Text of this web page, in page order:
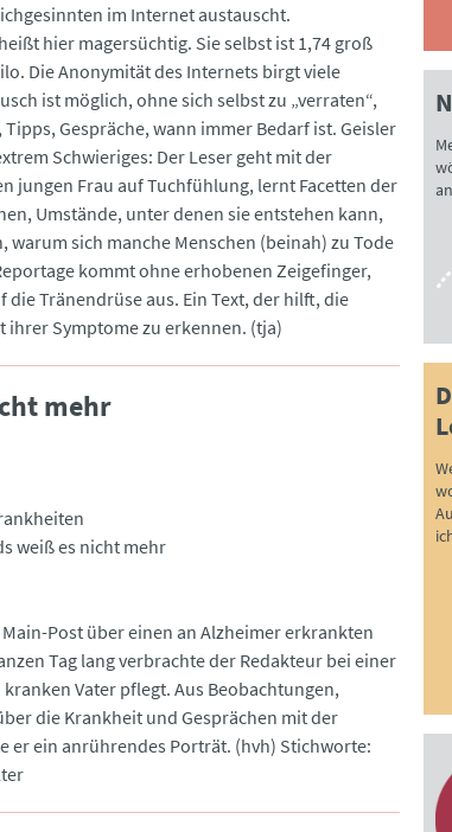
im Internet austauscht.
hier magersüchtig. Sie selbst ist 1,74 groß
Die Anonymität des Internets birgt viele
ist möglich, ohne sich selbst zu „verraten“,
Gespräche, wann immer Bedarf ist. Geisler
Schwieriges: Der Leser geht mit der
jungen Frau auf Tuchfühlung, lernt Facetten der
Umstände, unter denen sie entstehen kann,
warum sich manche Menschen (beinah) zu Tode
kommt ohne erhobenen Zeigefinger,
die Tränendrüse aus. Ein Text, der hilft, die
ihrer Symptome zu erkennen. (tja)
mehr
weiß es nicht mehr
Post über einen an Alzheimer erkrankten
Tag lang verbrachte der Redakteur bei einer
Vater pflegt. Aus Beobachtungen,
die Krankheit und Gesprächen mit der
er ein anrührendes Porträt. (hvh) Stichworte: